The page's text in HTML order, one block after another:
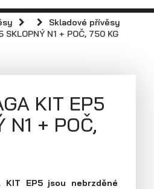
KIT
Skladové přívěsy
SKLOPNÝ N1 + POČ, 750 KG
KIT EP5
N1 + POČ,
KIT EP5 jsou nebrzděné